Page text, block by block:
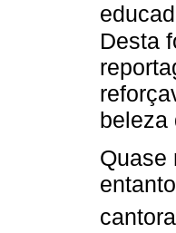
Desta
beleza
Quase